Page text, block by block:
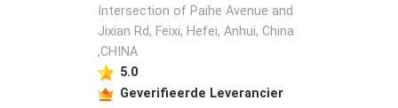
Intersection of Paihe Avenue and
Jixian Rd, Feixi, Hefei, Anhui, China
,CHINA
5.0
Geverifieerde Leverancier